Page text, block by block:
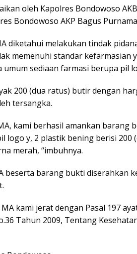
oleh Kapolres Bondowoso
Bondowoso AKP Bagus
diketahui melakukan tindak
memenuhi standar kefarmasian
sediaan farmasi berupa pil
200 (dua ratus) butir dengan
tersangka.
kami berhasil amankan barang
logo y, 2 plastik bening berisi
merah, “imbuhnya.
beserta barang bukti diserahkan
kami jerat dengan Pasal 197
Tahun 2009, Tentang